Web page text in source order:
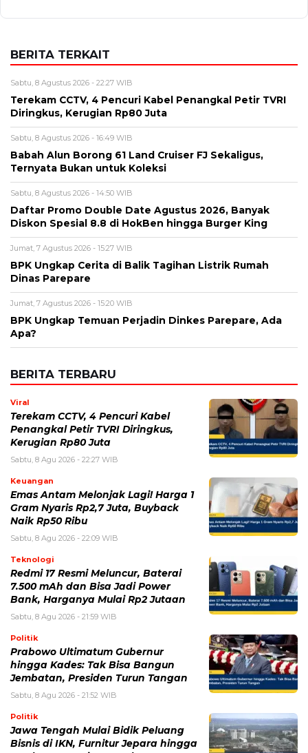
Diringkus, Kerugian Rp80 Juta
Babah Alun Borong 61 Land Cruiser FJ Sekaligus,
Sabtu, 8 Agustus 2026 - 14:50 WIB
Daftar Promo Double Date Agustus 2026, Banyak
Diskon Spesial 8.8 di HokBen hingga Burger King ‎
Jumat, 7 Agustus 2026 - 15:27 WIB
BPK Ungkap Cerita di Balik Tagihan Listrik Rumah
Dinas Parepare
Jumat, 7 Agustus 2026 - 15:20 WIB
BPK Ungkap Temuan Perjadin Dinkes Parepare, Ada
Apa?
BERITA TERBARU
Viral
Terekam CCTV, 4 Pencuri Kabel
Penangkal Petir TVRI Diringkus,
Kerugian Rp80 Juta
Keuangan
Emas Antam Melonjak Lagi! Harga 1
Gram Nyaris Rp2,7 Juta, Buyback
Naik Rp50 Ribu
Sabtu, 8 Agu 2026 - 22:09 WIB
Teknologi
Redmi 17 Resmi Meluncur, Baterai
7.500 mAh dan Bisa Jadi Power
Bank, Harganya Mulai Rp2 Jutaan
Sabtu, 8 Agu 2026 - 21:59 WIB
Politik
Prabowo Ultimatum Gubernur
hingga Kades: Tak Bisa Bangun
Jembatan, Presiden Turun Tangan
Sabtu, 8 Agu 2026 - 21:52 WIB
Politik
Jawa Tengah Mulai Bidik Peluang
Bisnis di IKN, Furnitur Jepara hingga
Bank Jateng Bisa Masuk
Sabtu, 8 Agu 2026 - 21:47 WIB
POPULER
Sosok Ini Bongkar Siapa Sebenarnya Dalang Demo 25